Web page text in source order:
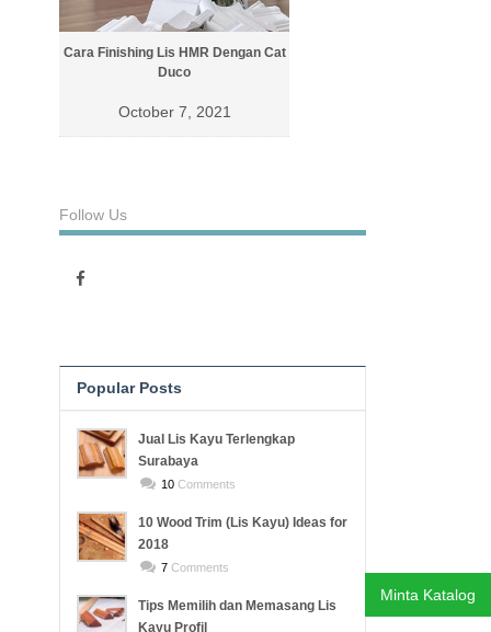
Cara Finishing Lis HMR Dengan Cat
Duco
October 7, 2021
Follow Us
Popular Posts
Recent PostsJual Lis Kayu Terlengkap
Surabaya
10Comments
10 Wood Trim (Lis Kayu) Ideas for
2018
7Comments
Tips Memilih dan Memasang Lis
Kayu Profil
Minta Katalog